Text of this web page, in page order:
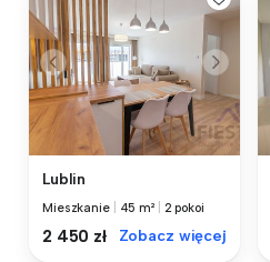
Lublin
Mieszkanie 45 m² 2 pokoi
2 450 zł Zobacz więcej